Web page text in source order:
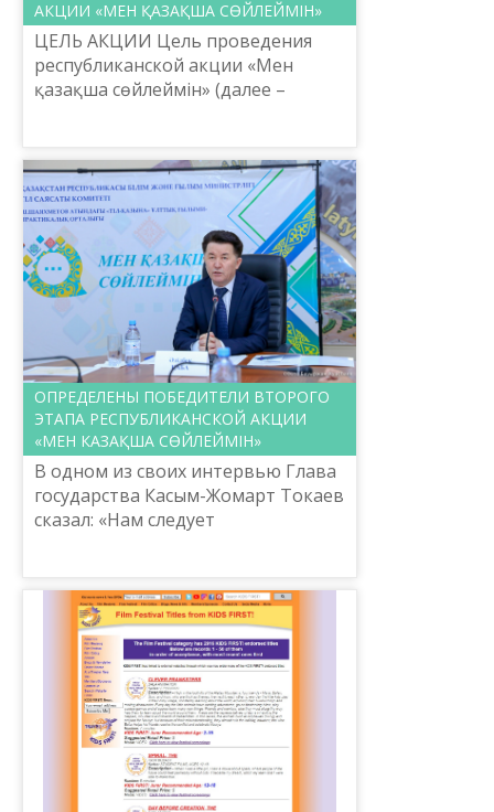
АКЦИИ «МЕН ҚАЗАҚША СӨЙЛЕЙМІН»
ЦЕЛЬ АКЦИИ Цель проведения
республиканской акции «Мен
қазақша сөйлеймін» (далее –
языка, укрепление
функционирования казах...
ОПРЕДЕЛЕНЫ ПОБЕДИТЕЛИ ВТОРОГО
ЭТАПА РЕСПУБЛИКАНСКОЙ АКЦИИ
«МЕН КАЗАҚША СӨЙЛЕЙМІН»
В одном из своих интервью Глава
государства Касым-Жомарт Токаев
сказал: «Нам следует
хорошо владеющих казахским
языком. ...